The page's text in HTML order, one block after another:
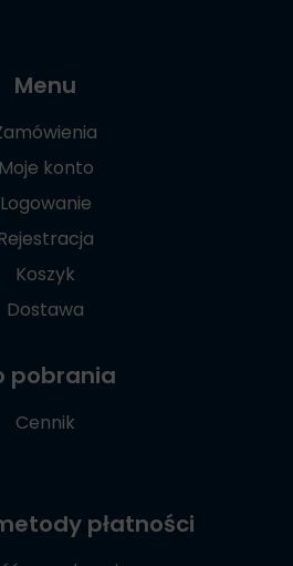
Menu
Moje konto
Logowanie
Koszyk
Dostawa
pobrania
Cennik
płatności